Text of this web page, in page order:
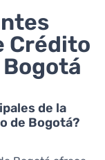
Crédito
de la
de Bogotá?